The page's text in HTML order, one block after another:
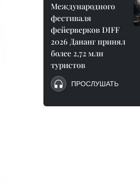
Международного
фестиваля
фейерверков DIFF
2026 Дананг принял
более 2,72 млн
туристов
ПРОСЛУШАТЬ